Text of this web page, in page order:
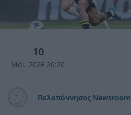
10
Μάι. 2026 20:20
Πελοπόννησος Newsroom